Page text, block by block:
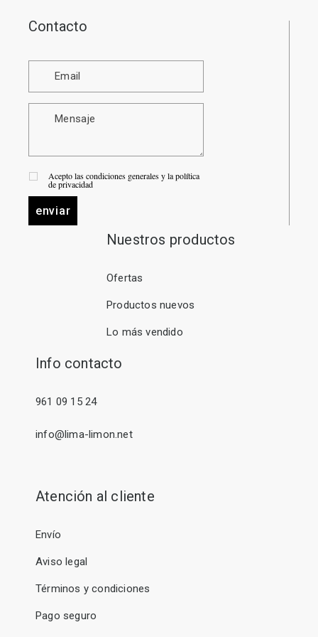
Contacto
Acepto las condiciones generales y la política
de privacidad
enviar
Nuestros productos
Ofertas
Productos nuevos
Lo más vendido
Info contacto
961 09 15 24
info@lima-limon.net
Atención al cliente
Envío
Aviso legal
Términos y condiciones
Pago seguro